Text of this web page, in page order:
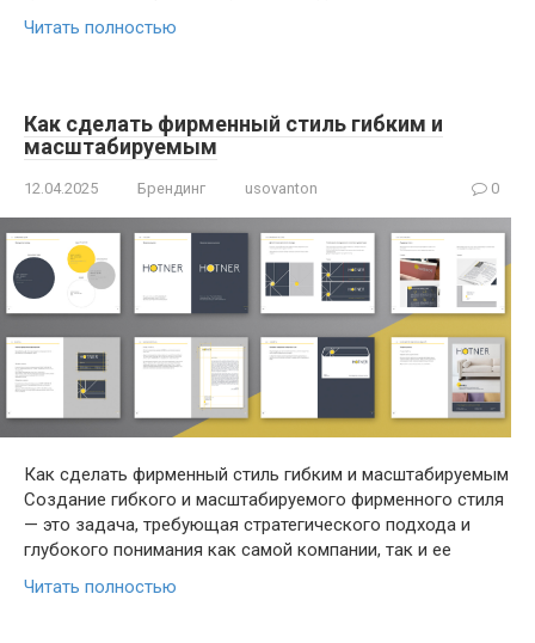
Читать полностью
Как сделать фирменный стиль гибким и
масштабируемым
12.04.2025 Брендинг usovanton 0
Как сделать фирменный стиль гибким и масштабируемым
Создание гибкого и масштабируемого фирменного стиля
— это задача, требующая стратегического подхода и
глубокого понимания как самой компании, так и ее
Читать полностью